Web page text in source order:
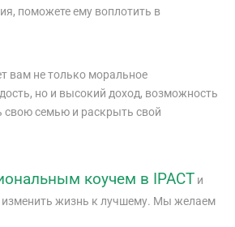
поможете ему воплотить в
вам не только моральное
но и высокий доход, возможность
свою семью и раскрыть свой
коучем в IPACT и
изменить жизнь к лучшему. Мы желаем